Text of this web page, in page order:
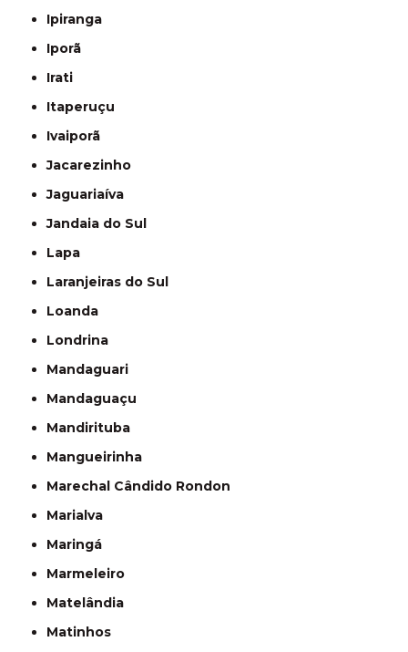
Ipiranga
Iporã
Irati
Itaperuçu
Ivaiporã
Jacarezinho
Jaguariaíva
Jandaia do Sul
Lapa
Laranjeiras do Sul
Loanda
Londrina
Mandaguari
Mandaguaçu
Mandirituba
Mangueirinha
Marechal Cândido Rondon
Marialva
Maringá
Marmeleiro
Matelândia
Matinhos